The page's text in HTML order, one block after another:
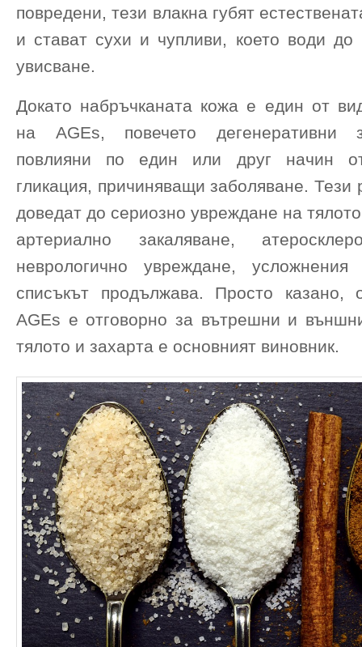
повредени, тези влакна губят
и стават сухи и чупливи, което води до
увисване.
Докато набръчканата кожа е един от
на AGEs, повечето дегенеративни
повлияни по един или друг начин
гликация, причиняващи заболяване. Тези
доведат до сериозно увреждане на
артериално закаляване,
неврологично увреждане,
списъкът продължава. Просто казано,
AGEs е отговорно за вътрешни и
тялото и захарта е основният виновник.